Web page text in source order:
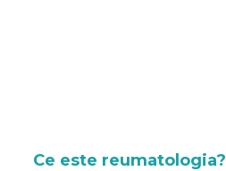
Ce este reumatologia?